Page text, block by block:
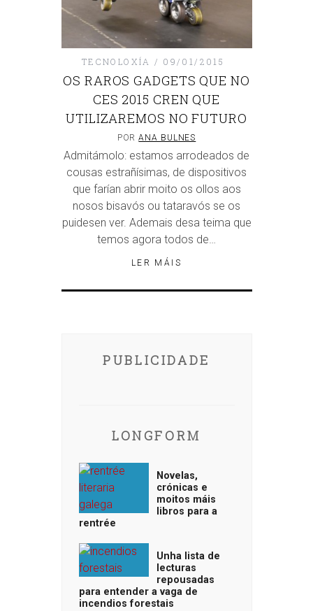
TECNOLOXÍA 09/01/2015
OS RAROS GADGETS QUE NO
CES 2015 CREN QUE
UTILIZAREMOS NO FUTURO
PORANA BULNES
Admitámolo: estamos arrodeados de
cousas estrañísimas, de dispositivos
que farían abrir moito os ollos aos
nosos bisavós ou tataravós se os
puidesen ver. Ademais desa teima que
temos agora todos de…
LER MÁIS
PUBLICIDADE
LONGFORM
Novelas,
crónicas e
moitos máis
libros para a
rentrée
Unha lista de
lecturas
repousadas
para entender a vaga de
incendios forestais